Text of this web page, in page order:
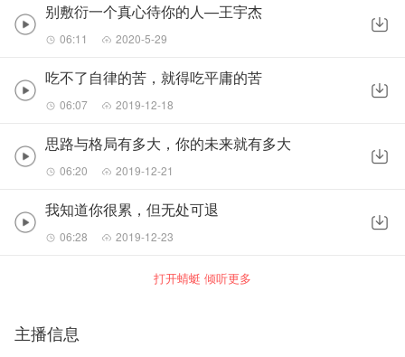
别敷衍一个真心待你的人—王宇杰
06:11 2020-5-29
吃不了自律的苦，就得吃平庸的苦
06:07 2019-12-18
思路与格局有多大，你的未来就有多大
06:20 2019-12-21
我知道你很累，但无处可退
06:28 2019-12-23
打开蜻蜓 倾听更多
主播信息